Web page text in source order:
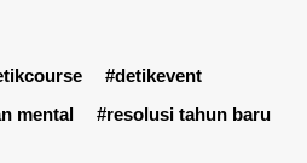
#detikevent
mental #resolusi tahun baru